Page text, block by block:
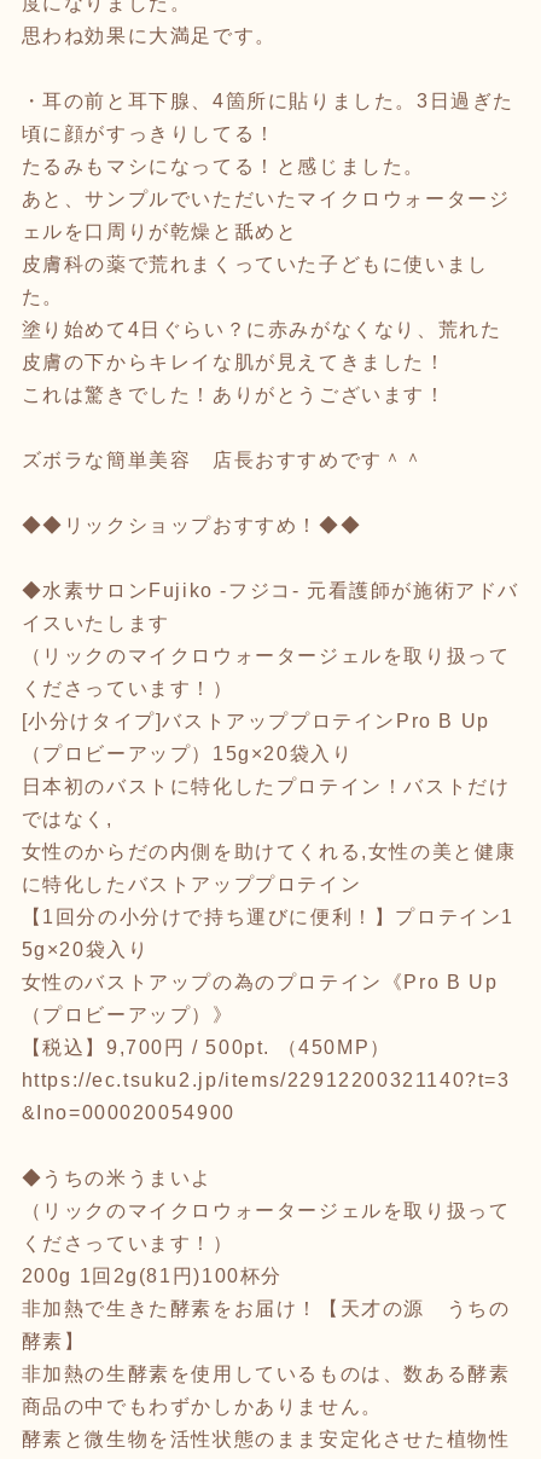
思わね効果に大満足です。
・耳の前と耳下腺、4箇所に貼りました。3日過ぎた
頃に顔がすっきりしてる！
たるみもマシになってる！と感じました。
あと、サンプルでいただいたマイクロウォータージ
ェルを口周りが乾燥と舐めと
皮膚科の薬で荒れまくっていた子どもに使いまし
た。
塗り始めて4日ぐらい？に赤みがなくなり、荒れた
皮膚の下からキレイな肌が見えてきました！
これは驚きでした！ありがとうございます！
ズボラな簡単美容 店長おすすめです＾＾
◆◆リックショップおすすめ！◆◆
◆水素サロンFujiko -フジコ- 元看護師が施術アドバ
イスいたします
（リックのマイクロウォータージェルを取り扱って
くださっています！）
[小分けタイプ]バストアッププロテインPro B Up
（プロビーアップ）15g×20袋入り
日本初のバストに特化したプロテイン！バストだけ
ではなく,
女性のからだの内側を助けてくれる,女性の美と健康
に特化したバストアッププロテイン
【1回分の小分けで持ち運びに便利！】プロテイン1
5g×20袋入り
女性のバストアップの為のプロテイン《Pro B Up
（プロビーアップ）》
【税込】9,700円 / 500pt. （450MP）
https://ec.tsuku2.jp/items/22912200321140?t=3
&Ino=000020054900
◆うちの米うまいよ
（リックのマイクロウォータージェルを取り扱って
くださっています！）
200g 1回2g(81円)100杯分
非加熱で生きた酵素をお届け！【天才の源 うちの
酵素】
非加熱の生酵素を使用しているものは、数ある酵素
商品の中でもわずかしかありません。
酵素と微生物を活性状態のまま安定化させた植物性